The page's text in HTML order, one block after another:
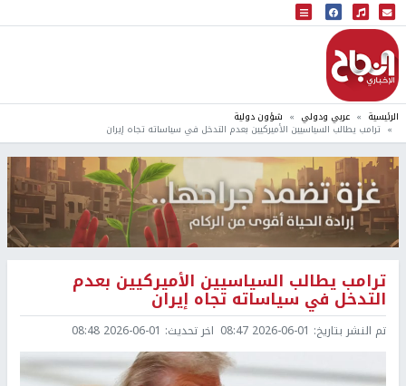
البث المباشر
إذاعة النجاح
الرئيسية عربي ودولي شؤون دولية
ترامب يطالب السياسيين الأميركيين بعدم التدخل في سياساته تجاه إيران
ترامب يطالب السياسيين الأميركيين بعدم
التدخل في سياساته تجاه إيران
تم النشر بتاريخ: 2026-06-01 08:47 اخر تحديث: 2026-06-01 08:48